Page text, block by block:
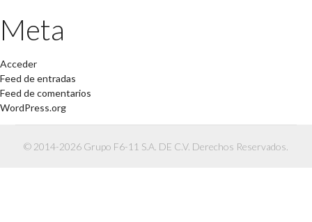
Meta
Acceder
Feed de entradas
Feed de comentarios
WordPress.org
© 2014-2026 Grupo F6-11 S.A. DE C.V. Derechos Reservados.